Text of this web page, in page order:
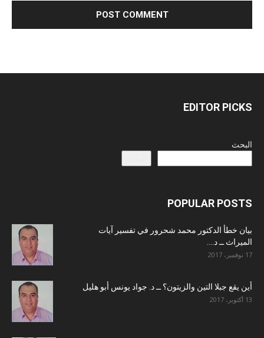
EDITOR PICKS
البحث
POPULAR POSTS
بيان خطأ الدكتور محمد شحرور في تفسير آيات
الميراث ــ د....
17 نوفمبر، 2017
أين يقع جبلا التين والزيتون؟ ــ د. جواد يونس أبو هليل
13 أكتوبر، 2017